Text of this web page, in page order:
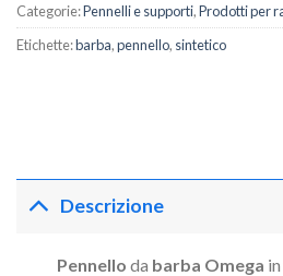
Categorie:Pennelli e supporti,Prodotti per
Etichette:barba,pennello, sintetico
Descrizione
Pennello da barba Omega in